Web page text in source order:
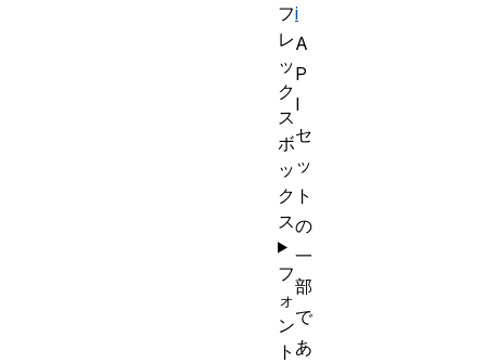
i
A
P
I
セ
ッ
ト
の
一
部
で
あ
フ
レ
ッ
ク
ス
ボ
ッ
ク
ス
フ
ォ
ン
ト